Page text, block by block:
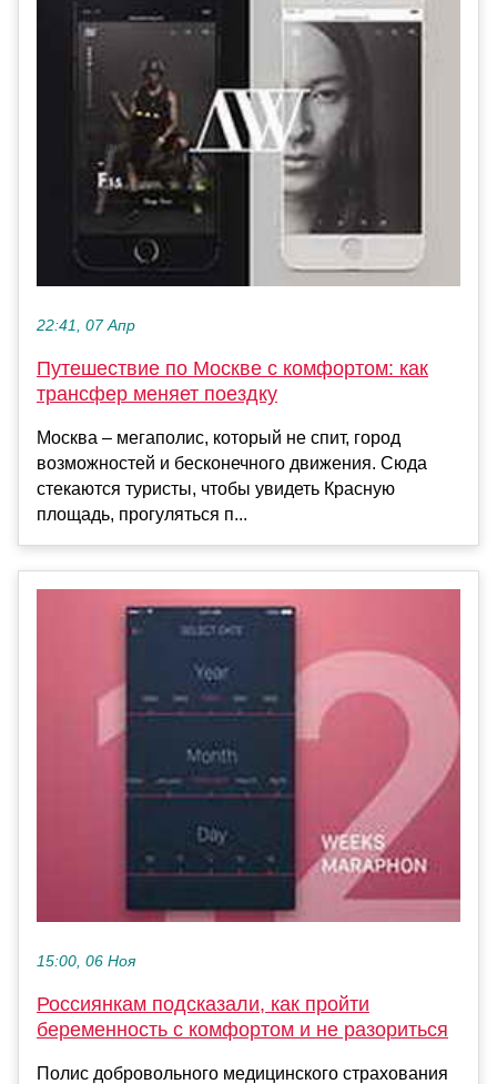
22:41, 07 Апр
Путешествие по Москве с комфортом: как
трансфер меняет поездку
Москва – мегаполис, который не спит, город
возможностей и бесконечного движения. Сюда
стекаются туристы, чтобы увидеть Красную
площадь, прогуляться п...
15:00, 06 Ноя
Россиянкам подсказали, как пройти
беременность с комфортом и не разориться
Полис добровольного медицинского страхования